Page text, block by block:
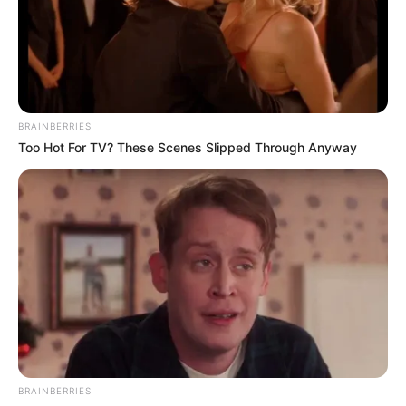
amikor felnőtt, elvitte művészeti iskolába, majd
tornára, esténként leült vele és elmagyarázta a
leckéit. Számára ő egy igazi apa volt, és most, hogy
elment, szomorú volt. Csak egy részesedés maradt
belőle a lakásban. Ezért, miután egy kicsit tovább
– Nem, nem írom alá! Apu ezt rám hagyta.
Az anya még tíz percet töltött azzal, hogy
rábeszélje a lányát, hogy adja át apja részét a
nővérének, de Irina gyerekes makacssággal állt ki.
– Ezt még megbánod! – mondta Natalja Valerievna,
rájött, hogy Irina nem szándékozik aláírni.
BRAINBERRIES
Too Hot For TV? These Scenes Slipped Through Anyway
BRAINBERRIES